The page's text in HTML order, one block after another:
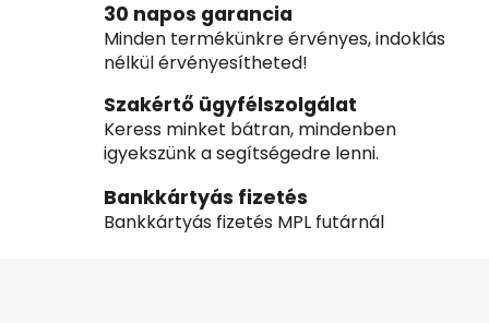
30 napos garancia
Minden termékünkre érvényes, indoklás
nélkül érvényesítheted!
Szakértő ügyfélszolgálat
Keress minket bátran, mindenben
igyekszünk a segítségedre lenni.
Bankkártyás fizetés
Bankkártyás fizetés MPL futárnál